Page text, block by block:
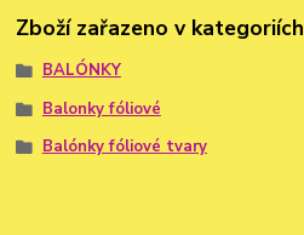
Zboží zařazeno v kategoriích
BALÓNKY
Balonky fóliové
Balónky fóliové tvary